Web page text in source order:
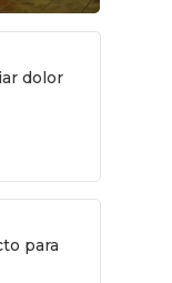
dolor
para
Por Madrid